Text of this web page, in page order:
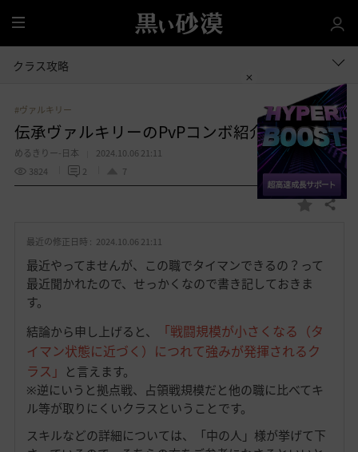
全
体
クラス攻略
#ヴァルキリー
伝承ヴァルキリーのPvPコンボ紹介
めるきりー-日本
2024.10.06 21:11
3824
2 7
お
入
り
共有する
最近の修正日時 : 2024.10.06 21:11
最近やってませんが、この職でタイマンできるの？って
最近聞かれたので、せっかくなので書き記しておきま
す。
結論から申し上げると、
「戦闘規模が小さくなる（タ
イマン状態に近づく）につれて強みが発揮されるク
ラス」 と言えます。
※逆にいうと拠点戦、占領戦規模だと他の職に比べてキ
ル等が取りにくいクラスということです。
スキルなどの詳細については、「中の人」様が挙げて下